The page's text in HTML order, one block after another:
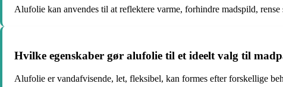
Alufolie kan anvendes til at reflektere varme, forhindre madspild,
Hvilke egenskaber gør alufolie til et ideelt valg til
Alufolie er vandafvisende, let, fleksibel, kan formes efter forskellige